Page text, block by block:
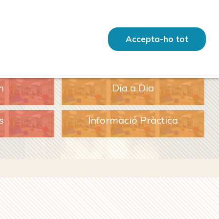
Dia a Dia
Informació Pràctica
Accepta-ho tot